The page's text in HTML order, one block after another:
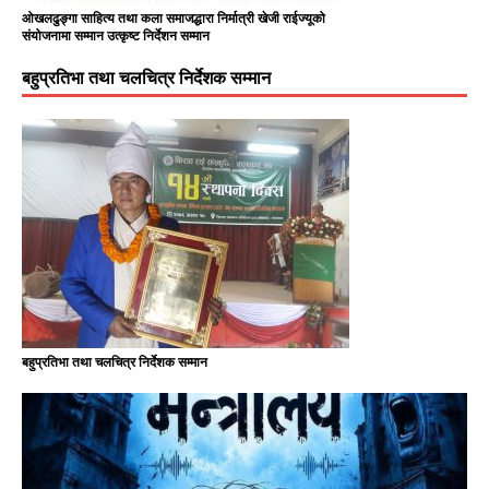
ओखलढुङ्गा साहित्य तथा कला समाजद्धारा निर्मात्री खेजी राईज्यूको
संयोजनामा सम्मान उत्कृष्ट निर्देशन सम्मान
बहुप्रतिभा तथा चलचित्र निर्देशक सम्मान
बहुप्रतिभा तथा चलचित्र निर्देशक सम्मान
Nirmal Purja: The Legendary
Mountaineer Who Redefined